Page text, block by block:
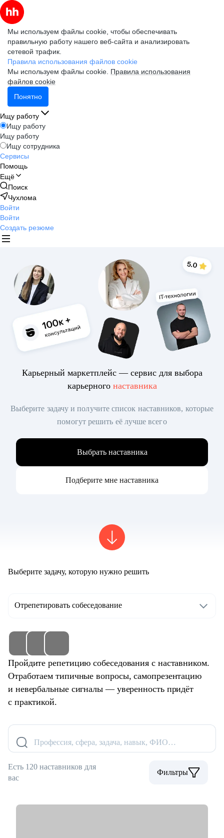
Мы используем файлы cookie, чтобы обеспечивать
правильную работу нашего веб-сайта и анализировать
сетевой трафик.
Правила использования файлов cookie
Мы используем файлы cookie. Правила использования
файлов cookie
Понятно
Ищу работу
Ищу работу
Ищу работу
Ищу сотрудника
Сервисы
Помощь
Ещё
Поиск
Чухлома
Войти
Войти
Создать резюме
Карьерный маркетплейс — сервис для выбора
карьерного наставника
Выберите задачу и получите список наставников, которые
помогут решить её лучше всего
Выбрать наставника
Подберите мне наставника
Выберите задачу, которую нужно решить
Отрепетировать собеседование
Пройдите репетицию собеседования с наставником.
Отработаем типичные вопросы, самопрезентацию
и невербальные сигналы — уверенность придёт
с практикой.
Профессия, сфера, задача, навык, ФИО…
Есть 120 наставников для
вас
Фильтры